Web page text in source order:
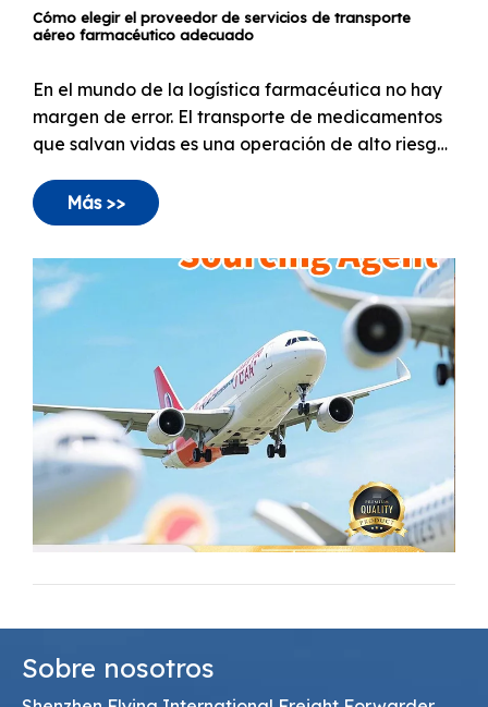
margen de error. El transporte de medicamentos
que salvan vidas es una operación de alto riesgo
en la que el manejo de carga estándar
simplemente no es una opción. Una sola
desviación de temperatura puede inutilizar un
envío completo de vacunas o productos
Sobre nosotros
Shenzhen Flying International Freight Forwarder